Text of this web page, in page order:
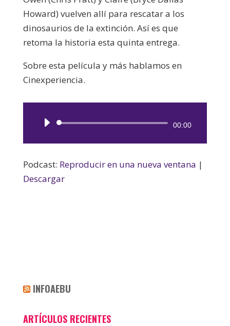
Howard) vuelven allí para rescatar a los
dinosaurios de la extinción. Así es que
retoma la historia esta quinta entrega.
Sobre esta película y más hablamos en
Cinexperiencia.
Reproductor
00:00
Podcast: Reproducir en una nueva ventana |
Descargar
INFOAEBU
ARTÍCULOS RECIENTES